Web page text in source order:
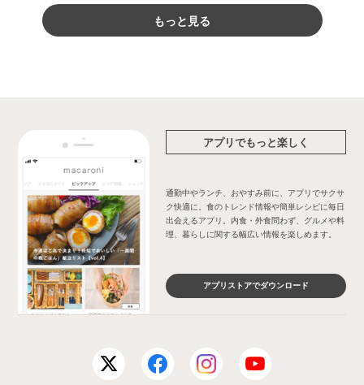
もっと見る
アプリでもっと楽しく
通勤中やランチ、おやすみ前に、アプリでサクサ
ク快適に。食のトレンド情報や簡単レシピに毎日
出会えるアプリ。内食・外食問わず、グルメや料
理、暮らしに関する幅広い情報を楽しめます。
アプリストアでダウンロード